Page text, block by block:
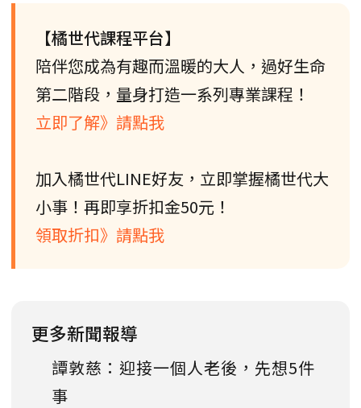
【橘世代課程平台】
陪伴您成為有趣而溫暖的大人，過好生命
第二階段，量身打造一系列專業課程！
立即了解》請點我
加入橘世代LINE好友，立即掌握橘世代大
小事！再即享折扣金50元！
領取折扣》請點我
更多新聞報導
譚敦慈：迎接一個人老後，先想5件
事